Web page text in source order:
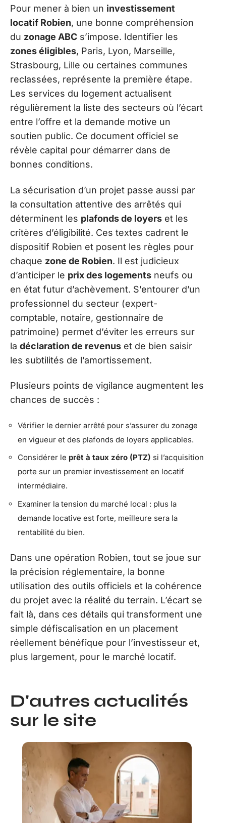
Pour mener à bien un investissement
locatif Robien, une bonne compréhension
du zonage ABC s’impose. Identifier les
zones éligibles, Paris, Lyon, Marseille,
Strasbourg, Lille ou certaines communes
reclassées, représente la première étape.
Les services du logement actualisent
régulièrement la liste des secteurs où l’écart
entre l’offre et la demande motive un
soutien public. Ce document officiel se
révèle capital pour démarrer dans de
bonnes conditions.
La sécurisation d’un projet passe aussi par
la consultation attentive des arrêtés qui
déterminent les plafonds de loyers et les
critères d’éligibilité. Ces textes cadrent le
dispositif Robien et posent les règles pour
chaque zone de Robien. Il est judicieux
d’anticiper le prix des logements neufs ou
en état futur d’achèvement. S’entourer d’un
professionnel du secteur (expert-
comptable, notaire, gestionnaire de
patrimoine) permet d’éviter les erreurs sur
la déclaration de revenus et de bien saisir
les subtilités de l’amortissement.
Plusieurs points de vigilance augmentent les
chances de succès :
Vérifier le dernier arrêté pour s’assurer du zonage
en vigueur et des plafonds de loyers applicables.
Considérer le prêt à taux zéro (PTZ) si l’acquisition
porte sur un premier investissement en locatif
intermédiaire.
Examiner la tension du marché local : plus la
demande locative est forte, meilleure sera la
rentabilité du bien.
Dans une opération Robien, tout se joue sur
la précision réglementaire, la bonne
utilisation des outils officiels et la cohérence
du projet avec la réalité du terrain. L’écart se
fait là, dans ces détails qui transforment une
simple défiscalisation en un placement
réellement bénéfique pour l’investisseur et,
plus largement, pour le marché locatif.
D'autres actualités
sur le site